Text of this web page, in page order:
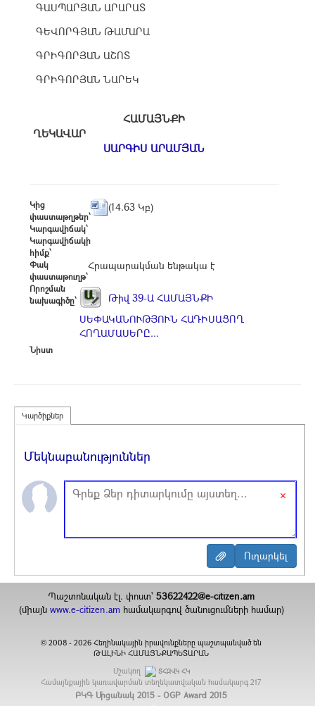
ԳԱՍՊԱՐՅԱՆ ԱՐԱՐԱՏ
ԳԵՎՈՐԳՅԱՆ ԹԱՄԱՐԱ
ԳՐԻԳՈՐՅԱՆ ԱՇՈՏ
ԳՐԻԳՈՐՅԱՆ ՆԱՐԵԿ
ՀԱՄԱՅՆՔԻ
ՂԵԿԱՎԱՐ
ՍԱՐԳԻՍ ԱՐԱՄՅԱՆ
Կից
փաստաթղթեր՝
(14.63 Կբ)
Կարգավիճակ՝
Կարգավիճակի
հիմք՝
Փակ
փաստաթուղթ՝
Հրապարակման ենթակա է
Որոշման
նախագիծը՝
Թիվ 39-Ա ՀԱՄԱՅՆՔԻ
ՍԵՓԱԿԱՆՈՒԹՅՈՒՆ ՀԱԴԻՍԱՑՈՂ
ՀՈՂԱՄԱՍԵՐԸ...
Նիստ
Կարծիքներ
Մեկնաբանություններ
×
Պաշտոնական էլ. փոստ`53622422@e-citizen.am
(միայն www.e-citizen.am համակարգով ծանուցումների համար)
© 2008 -2026 Հեղինակային իրավունքները պաշտպանված են
ԹԱԼԻՆԻ ՀԱՄԱՅՆՔԱՊԵՏԱՐԱՆ
Մշակող
ՏՀԶՎԿ ՀԿ
Համայնքային կառավարման տեղեկատվական համակարգ 217
ԲԿԳ Մրցանակ 2015 - OGP Award 2015